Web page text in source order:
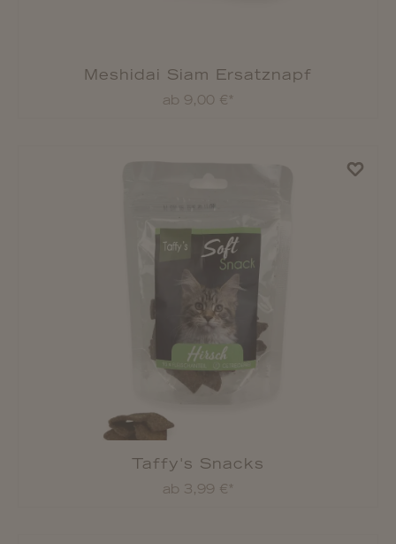
Meshidai Siam Ersatznapf
ab 9,00 €*
Taffy's Snacks
ab 3,99 €*